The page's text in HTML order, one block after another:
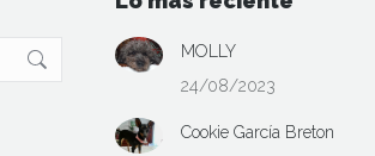
MOLLY
24/08/2023
Cookie García Breton